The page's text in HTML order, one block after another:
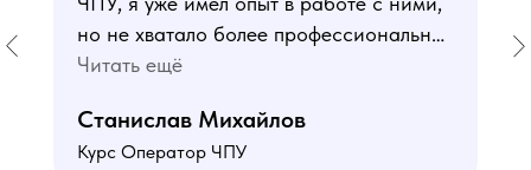
но не хватало более профессиональных
знаний. В курсе мне понравился блок
и программированию - это как раз то,
чего мне не хватало. Преподаватели
Читать ещё
Станислав Михайлов
Курс Оператор ЧПУ